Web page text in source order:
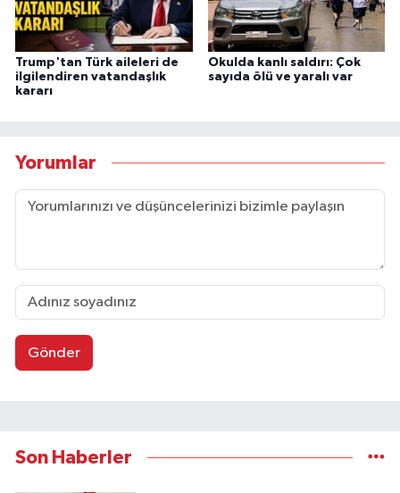
Trump'tan Türk aileleri de
ilgilendiren vatandaşlık
kararı
Okulda kanlı saldırı: Çok
sayıda ölü ve yaralı var
Yorumlar
Gönder
Son Haberler